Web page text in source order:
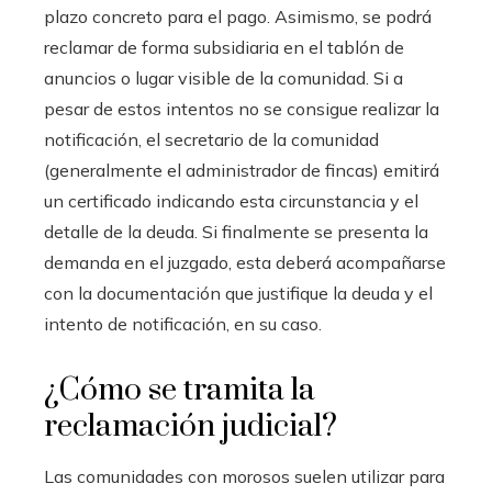
plazo concreto para el pago. Asimismo, se podrá
reclamar de forma subsidiaria en el tablón de
anuncios o lugar visible de la comunidad. Si a
pesar de estos intentos no se consigue realizar la
notificación, el secretario de la comunidad
(generalmente el administrador de fincas) emitirá
un certificado indicando esta circunstancia y el
detalle de la deuda. Si finalmente se presenta la
demanda en el juzgado, esta deberá acompañarse
con la documentación que justifique la deuda y el
intento de notificación, en su caso.
¿Cómo se tramita la
reclamación judicial?
Las comunidades con morosos suelen utilizar para